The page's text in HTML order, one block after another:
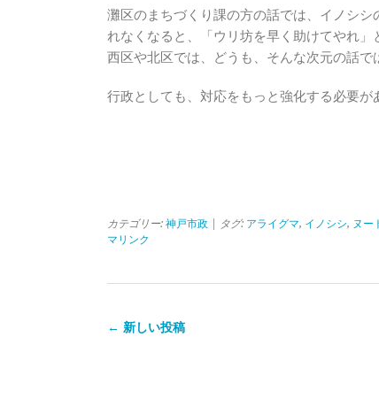
灘区のまちづくり課の方の話では、イノシ
れなくなると、「ウリ坊を早く助けてやれ」
西区や北区では、どうも、そんな次元の話で
行政としても、対応をもっと強化する必要が
カテゴリー: 神戸市政 | タグ: アライグマ, イノシシ, ヌー
マリンク
← 新しい投稿